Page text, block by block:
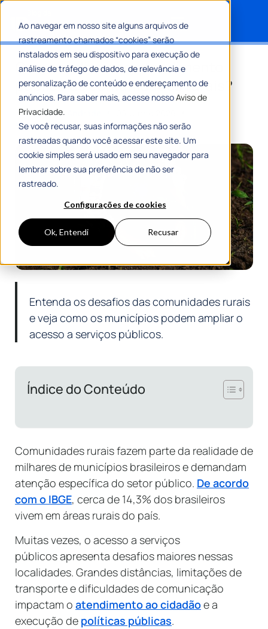
Ao navegar em nosso site alguns arquivos de
rastreamento chamados “cookies” serão
instalados em seu dispositivo para execução de
análise de tráfego de dados, de relevância e
personalização de conteúdo e endereçamento de
anúncios. Para saber mais, acesse nossoAviso de
Privacidade.
Se você recusar, suas informações não serão
rastreadas quando você acessar este site. Um
cookie simples será usado em seu navegador para
lembrar sobre sua preferência de não ser
rastreado.
Configurações de cookies
Ok, Entendi Recusar
Como melhorar o atendimento
público às comunidades rurais?
PorGustavo Andrade
8 Min De Leitura
Entenda os desafios das comunidades rurais
e veja como os municípios podem ampliar o
acesso a serviços públicos.
Índice do Conteúdo
Comunidades rurais fazem parte da realidade de
milhares de municípios brasileiros e demandam
atenção específica do setor público. De acordo
com o IBGE, cerca de 14,3% dos brasileiros
vivem em áreas rurais do país.
Muitas vezes, o acesso a serviços
públicos apresenta desafios maiores nessas
localidades. Grandes distâncias, limitações de
transporte e dificuldades de comunicação
impactam o atendimento ao cidadãoe a
execução de políticas públicas.